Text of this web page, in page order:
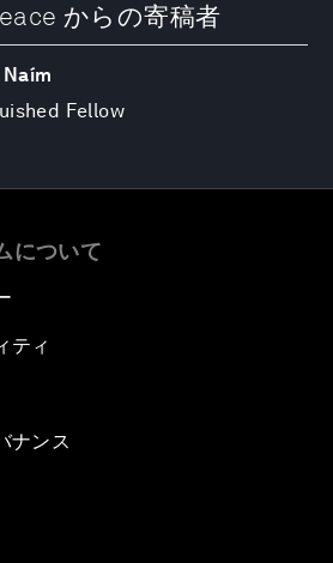
からの寄稿者
Fellow
について
ティ
ナンス